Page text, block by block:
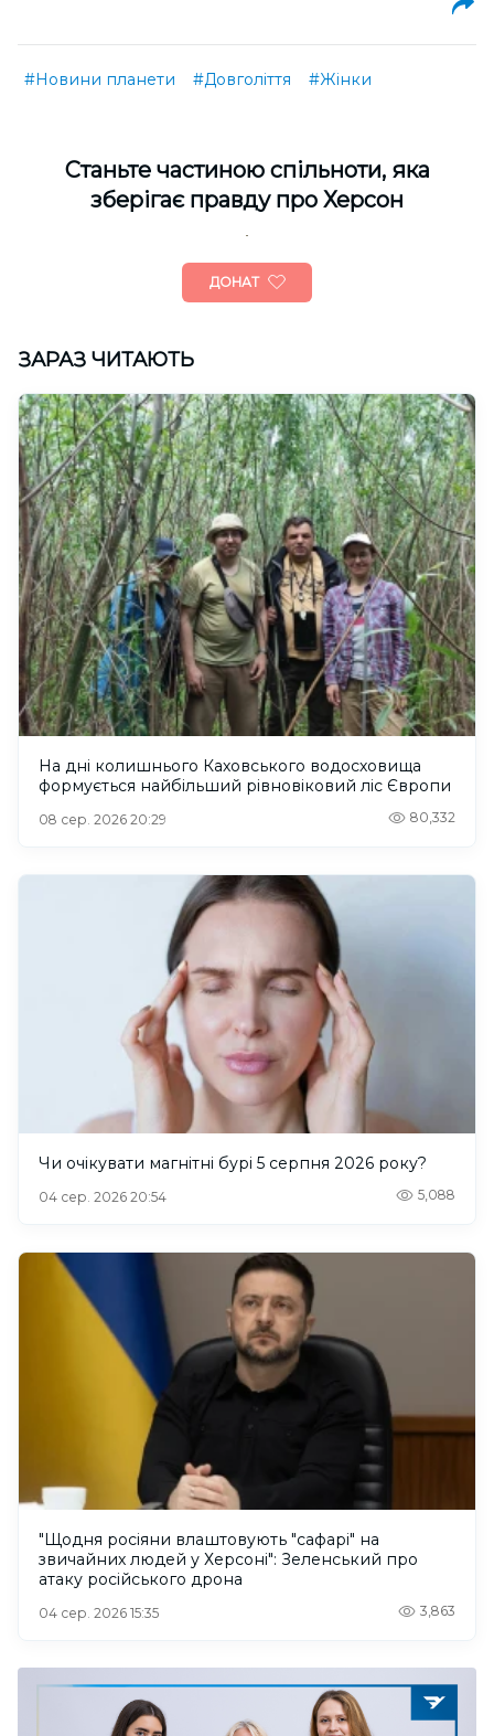
#Новини планети #Довголіття #Жінки
Cтаньте частиною спільноти, яка
зберігає правду про Херсон
ДОНАТ
ЗАРАЗ ЧИТАЮТЬ
На дні колишнього Каховського водосховища
формується найбільший рівновіковий ліс Європи
08 сер. 2026 20:29 80,332
Чи очікувати магнітні бурі 5 серпня 2026 року?
04 сер. 2026 20:54 5,088
"Щодня росіяни влаштовують "сафарі" на
звичайних людей у Херсоні": Зеленський про
атаку російського дрона
04 сер. 2026 15:35 3,863